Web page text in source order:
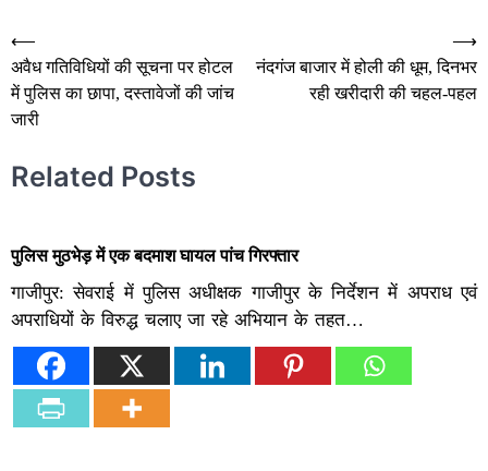
Post
navigation
⟵
अवैध गतिविधियों की सूचना पर होटल
में पुलिस का छापा, दस्तावेजों की जांच
जारी
नंदगंज बाजार में होली की धूम, दिनभर
रही खरीदारी की चहल-पहल
⟶
Related Posts
पुलिस मुठभेड़ में एक बदमाश घायल पांच गिरफ्तार
गाजीपुर: सेवराई में पुलिस अधीक्षक गाजीपुर के निर्देशन में अपराध एवं
अपराधियों के विरुद्ध चलाए जा रहे अभियान के तहत…